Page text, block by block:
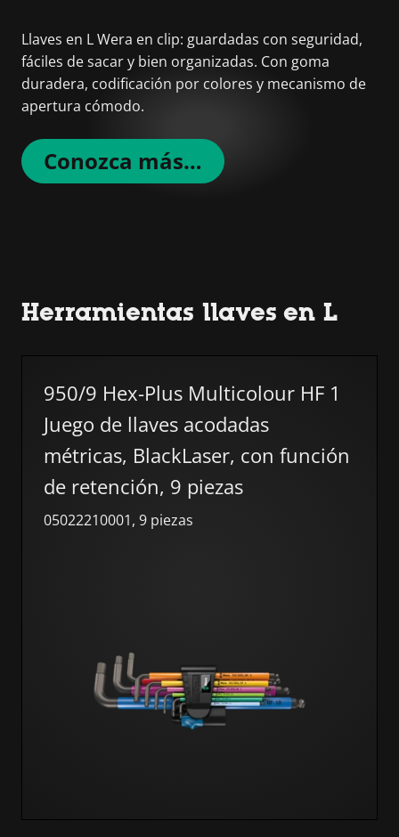
Llaves en L Wera en clip: guardadas con seguridad,
fáciles de sacar y bien organizadas. Con goma
duradera, codificación por colores y mecanismo de
apertura cómodo.
Conozca más…
Herramientas llaves en L
950/9 Hex-Plus Multicolour HF 1
Juego de llaves acodadas
métricas, BlackLaser, con función
de retención, 9 piezas
05022210001, 9 piezas